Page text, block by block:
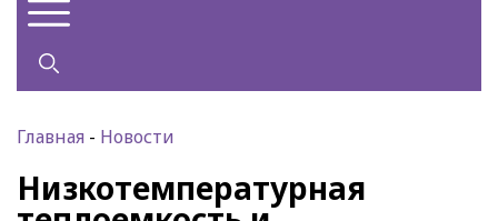
Главная - Новости
Низкотемпературная